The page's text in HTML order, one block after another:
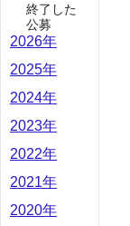
終了した
公募
2026年
2025年
2024年
2023年
2022年
2021年
2020年